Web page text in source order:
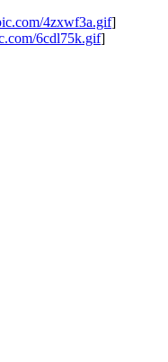
4zxwf3a.gif]
6cdl75k.gif]